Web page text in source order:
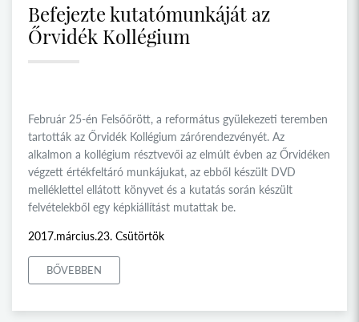
Befejezte kutatómunkáját az
Őrvidék Kollégium
Február 25-én Felsőőrött, a református gyülekezeti teremben
tartották az Őrvidék Kollégium zárórendezvényét. Az
alkalmon a kollégium résztvevői az elmúlt évben az Őrvidéken
végzett értékfeltáró munkájukat, az ebből készült DVD
melléklettel ellátott könyvet és a kutatás során készült
felvételekből egy képkiállítást mutattak be.
2017.március.23. Csütörtök
BŐVEBBEN